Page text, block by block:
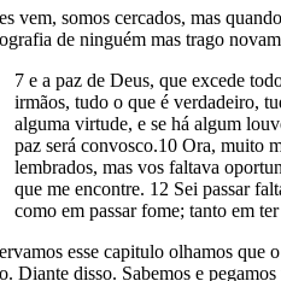
vem, somos cercados, mas
de ninguém mas trago
7 e a paz de Deus, que excede
irmãos, tudo o que é verdadeiro,
alguma virtude, e se há algum
paz será convosco.10 Ora, muito
lembrados, mas vos faltava
que me encontre. 12 Sei passar
como em passar fome; tanto em
esse capitulo olhamos
Diante disso. Sabemos e